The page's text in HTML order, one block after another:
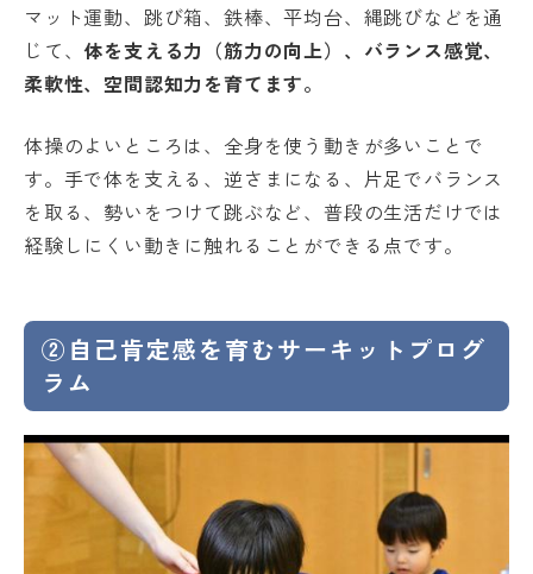
マット運動、跳び箱、鉄棒、平均台、縄跳びなどを通
じて、体を支える力（筋力の向上）、バランス感覚、
柔軟性、空間認知力を育てます。
体操のよいところは、全身を使う動きが多いことで
す。手で体を支える、逆さまになる、片足でバランス
を取る、勢いをつけて跳ぶなど、普段の生活だけでは
経験しにくい動きに触れることができる点です。
②自己肯定感を育むサーキットプログ
ラム